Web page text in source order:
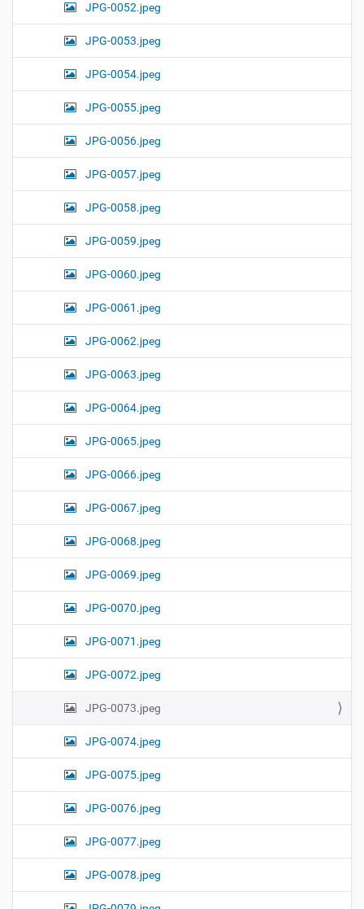
JPG-0052.jpeg
JPG-0053.jpeg
JPG-0054.jpeg
JPG-0055.jpeg
JPG-0056.jpeg
JPG-0057.jpeg
JPG-0058.jpeg
JPG-0059.jpeg
JPG-0060.jpeg
JPG-0061.jpeg
JPG-0062.jpeg
JPG-0063.jpeg
JPG-0064.jpeg
JPG-0065.jpeg
JPG-0066.jpeg
JPG-0067.jpeg
JPG-0068.jpeg
JPG-0069.jpeg
JPG-0070.jpeg
JPG-0071.jpeg
JPG-0072.jpeg
JPG-0073.jpeg
JPG-0074.jpeg
JPG-0075.jpeg
JPG-0076.jpeg
JPG-0077.jpeg
JPG-0078.jpeg